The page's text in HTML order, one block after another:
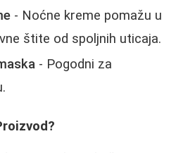
- Noćne kreme pomažu u
štite od spoljnih uticaja.
- Pogodni za